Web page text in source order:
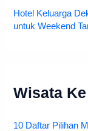
Hotel Keluarga
untuk Weekend
Wisata
10 Daftar Pilihan